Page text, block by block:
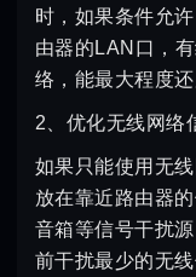
时，如果条件允
由器的LAN口，
络，能最大程度还
2、优化无线网络
如果只能使用无
放在靠近路由器
音箱等信号干扰
前干扰最少的无